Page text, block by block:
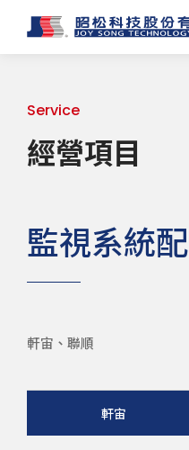
Service
經營項目
監視系統
軒宙、聯順
軒宙